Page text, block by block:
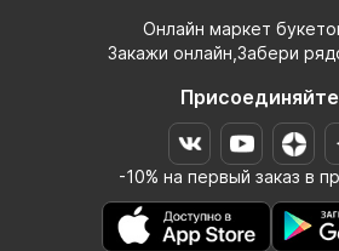
Онлайн маркет
Закажи онлайн,Забери
-10% на первый заказ в